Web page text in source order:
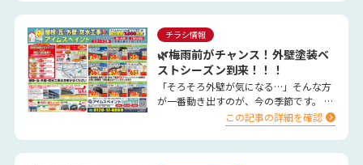
チラシ情報
🌿梅雨前がチャンス！外壁塗装ベ
ストシーズン到来！！！
「そろそろ外壁が気になる…」そんな方
が一番動き出すのが、今の季節です。 春
は気温や湿度が安定し、塗料がしっかり
乾燥するため、外壁塗装…
この記事の詳細を確認